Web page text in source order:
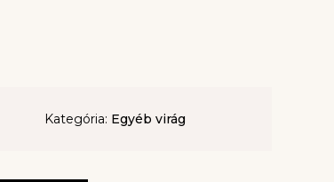
Kategória: Egyéb virág